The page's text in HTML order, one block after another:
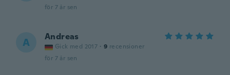
för 7 år sen
A Andreas
Gick med 2017 · 9 recensioner
för 7 år sen